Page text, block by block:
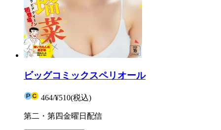
ビッグコミックスペリオール
464/¥510(税込)
第二・第四金曜日配信